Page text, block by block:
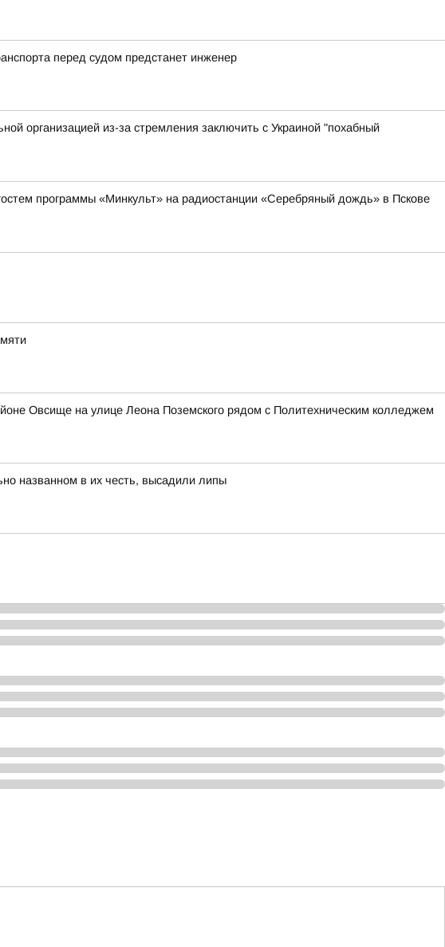
перед судом предстанет инженер
организацией из-за стремления заключить с Украиной "похабный
программы «Минкульт» на радиостанции «Серебряный дождь» в Пскове
Овсище на улице Леона Поземского рядом с Политехническим колледжем
названном в их честь, высадили липы